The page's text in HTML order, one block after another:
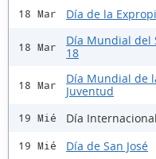
18 Mar Día de la
18 Mar
Día Mundial del
18
18 Mar
Día Mundial de
Juventud
19 Mié Día
19 Mié Día de San José